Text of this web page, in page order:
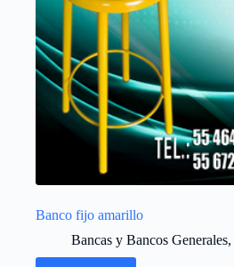
Banco fijo amarillo
Bancas y Bancos Generales,